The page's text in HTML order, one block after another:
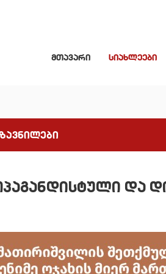
მთავარი სიახლეები
და